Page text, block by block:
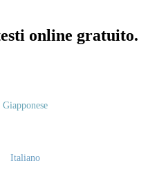
online gratuito.
Giapponese
Italiano